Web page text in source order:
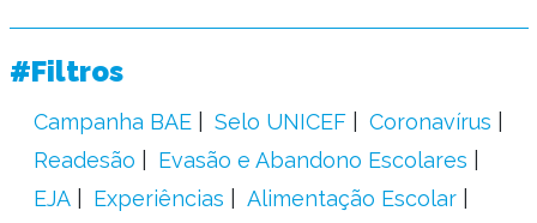
#Filtros
Campanha BAE Selo UNICEF
Coronavírus
Readesão
Evasão e Abandono Escolares
EJA
Experiências
Alimentação Escolar